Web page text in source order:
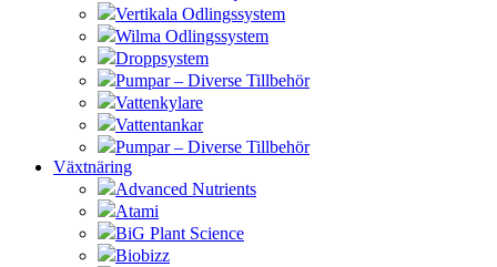
Vertikala Odlingssystem
Wilma Odlingssystem
Droppsystem
Pumpar – Diverse Tillbehör
Vattenkylare
Vattentankar
Pumpar – Diverse Tillbehör
Växtnäring
Advanced Nutrients
Atami
BiG Plant Science
Biobizz